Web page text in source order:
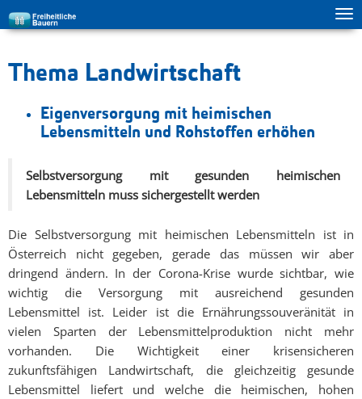
zur Hauptnavigation springen
zum Inhalt springen
Thema Landwirtschaft
Eigenversorgung mit heimischen
Lebensmitteln und Rohstoffen erhöhen
Selbstversorgung mit gesunden heimischen
Lebensmitteln muss sichergestellt werden
Die Selbstversorgung mit heimischen Lebensmitteln ist in
Österreich nicht gegeben, gerade das müssen wir aber
dringend ändern. In der Corona-Krise wurde sichtbar, wie
wichtig die Versorgung mit ausreichend gesunden
Lebensmittel ist. Leider ist die Ernährungssouveränität in
vielen Sparten der Lebensmittelproduktion nicht mehr
vorhanden. Die Wichtigkeit einer krisensicheren
zukunftsfähigen Landwirtschaft, die gleichzeitig gesunde
Lebensmittel liefert und welche die heimischen, hohen